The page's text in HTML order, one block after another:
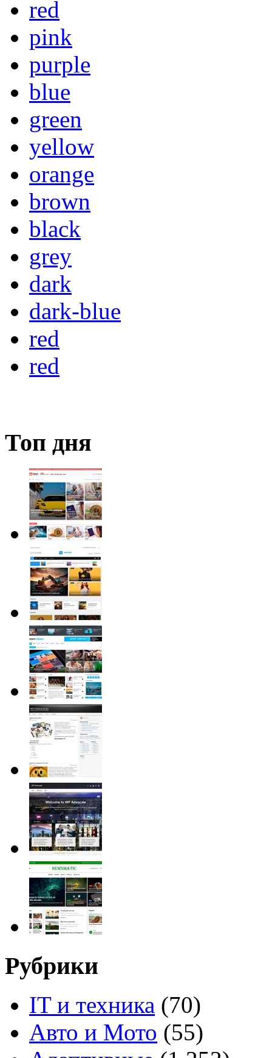
red
pink
purple
blue
green
yellow
orange
brown
black
grey
dark
dark-blue
red
red
Топ дня
Рубрики
IT и техника (70)
Авто и Мото (55)